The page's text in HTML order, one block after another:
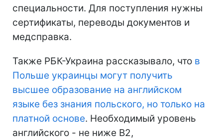
специальности. Для поступления нужны
сертификаты, переводы документов и
медсправка.
Также РБК-Украина рассказывало, что в
Польше украинцы могут получить
высшее образование на английском
языке без знания польского, но только на
платной основе. Необходимый уровень
английского - не ниже B2,